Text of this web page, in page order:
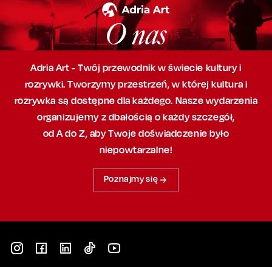
O nas
Adria Art - Twój przewodnik w świecie kultury i
rozrywki. Tworzymy przestrzeń,w której kultura i
rozrywka są dostępne dla każdego. Nasze wydarzenia
organizujemy z dbałością o każdy szczegół,
od A do Z, abyTwoje doświadczenie było
niepowtarzalne!
Poznajmy się